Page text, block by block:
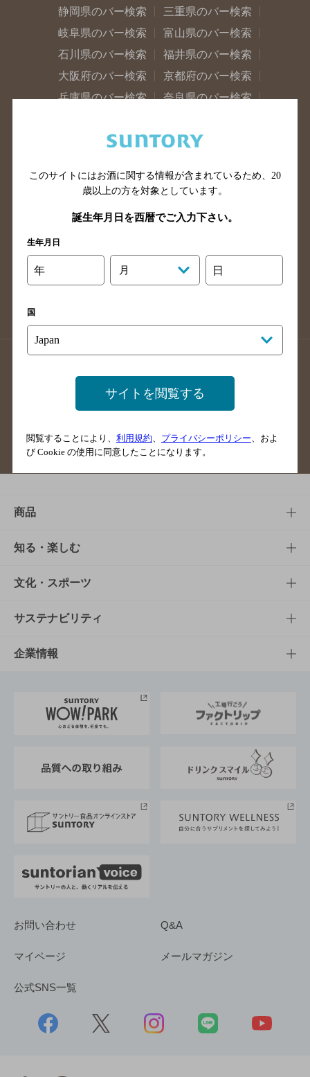
静岡県のバー検索
三重県のバー検索
岐阜県のバー検索
富山県のバー検索
石川県のバー検索
福井県のバー検索
大阪府のバー検索
京都府のバー検索
兵庫県のバー検索
奈良県のバー検索
広島県のバー検索
岡山県のバー検索
島根県のバー検索
徳島県のバー検索
高知県のバー検索
福岡県のバー検索
長崎県のバー検索
大分県のバー検索
熊本県のバー検索
掲載店舗様ログイン
サイトマップ ご意見・ご感想
商品
商品TOP
商品一覧
商品発売情報
栄養成分一覧
知る・楽しむ
知る・楽しむTOP
キャンペーン
工場見学
地域情報
文化・スポーツ
文化・スポーツTOP
サントリーホール
サントリーサンバーズ大阪
サステナビリティ
サステナビリティTOP
サントリーが考えるサステナビリティ経営
企業情報
企業概要
採用情報
お問い合わせ Q&A
マイページ メールマガジン
公式SNS一覧
このサイトにはお酒に関する情報が含まれているため、 20
歳以上の方を対象としています。
誕生年月日を西暦でご入力下さい。
生年月日
年 月 日
国
サイトを閲覧する
閲覧することにより、 利用規約 プライバシーポリシー 、およ
び Cookie の使用に同意したことになります。